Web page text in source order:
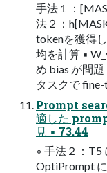
手法１：
法２：
tokenを獲得
均を計算 ▪
め bias が問
タスクで
Prompt
適した
見 ▪ 73.44
◦ 手法２：T5
OptiPrompt